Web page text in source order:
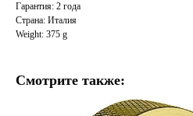
Гарантия: 2 года
Страна: Италия
Weight: 375 g
Смотрите также: